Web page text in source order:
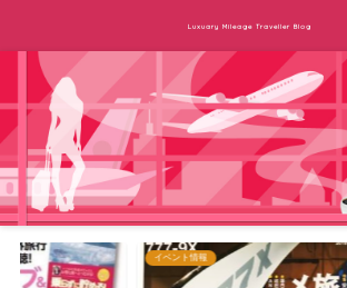
Luxuary Mileage Traveller Blog
イベント情報